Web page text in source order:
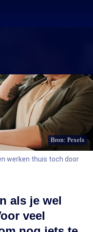
Bron: Pexels
werken thuis toch door
als je wel
veel